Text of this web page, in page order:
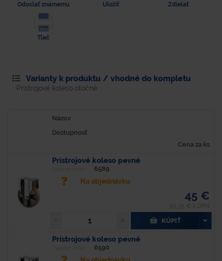
Odoslať známemu Uložiť Zdielať
Tlač
Varianty k produktu / vhodné do kompletu
Prístrojové koleso otočné
Názov
Dostupnosť
Cena za ks
Prístrojové koleso pevné
6589
Na objednávku
45 €
KÚPIŤ
Prístrojové koleso pevné
6590